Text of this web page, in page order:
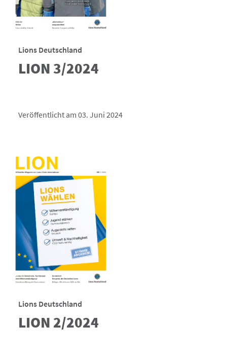
Lions Deutschland
LION 3/2024
Veröffentlicht am 03. Juni 2024
Lions Deutschland
LION 2/2024